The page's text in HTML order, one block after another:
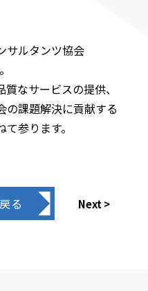
サルタンツ協会
なサービスの提供、
の課題解決に貢献する
参ります。
る Next >